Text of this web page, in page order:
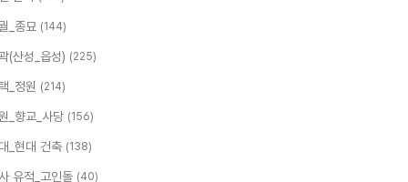
_종묘 (144)
(산성_읍성) (225)
_정원 (214)
_향교_사당 (156)
_현대 건축 (138)
유적_고인돌 (40)